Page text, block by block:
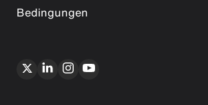
Bedingungen